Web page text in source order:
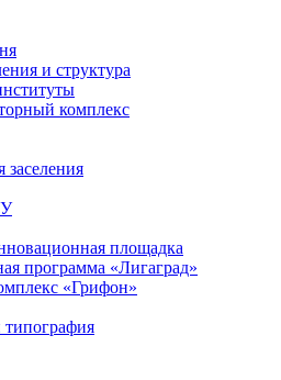
и структура
комплекс
площадка
программа «Лигаград»­­
«Грифон»
типография